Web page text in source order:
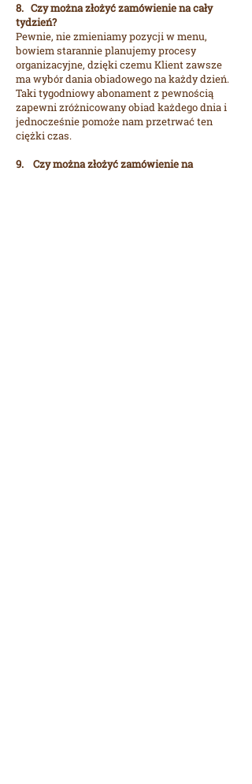
8. Czy można złożyć zamówienie na cały
tydzień?
Pewnie, nie zmieniamy pozycji w menu,
bowiem starannie planujemy procesy
organizacyjne, dzięki czemu Klient zawsze
ma wybór dania obiadowego na każdy dzień.
Taki tygodniowy abonament z pewnością
zapewni zróżnicowany obiad każdego dnia i
jednocześnie pomoże nam przetrwać ten
ciężki czas.
9. Czy można złożyć zamówienie na